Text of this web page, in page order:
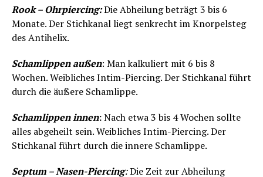
Rook – Ohrpiercing:Die Abheilung beträgt 3 bis 6
Monate. Der Stichkanal liegt senkrecht im Knorpelsteg
des Antihelix.
Schamlippen außen: Man kalkuliert mit 6 bis 8
Wochen. Weibliches Intim-Piercing. Der Stichkanal führt
durch die äußere Schamlippe.
Schamlippen innen:Nach etwa 3 bis 4 Wochen sollte
alles abgeheilt sein. Weibliches Intim-Piercing. Der
Stichkanal führt durch die innere Schamlippe.
Septum – Nasen-Piercing:Die Zeit zur Abheilung